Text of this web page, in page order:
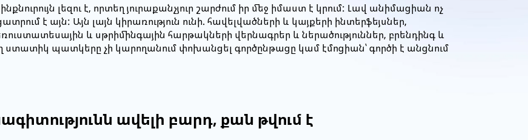
լեզու է, որտեղ յուրաքանչյուր շարժում իր մեջ իմաստ է կրում: Լավ անիմացիան ոչ
է այն: Այն լայն կիրառություն ունի. հավելվածների և կայքերի ինտերֆեյսներ,
և սթրիմինգային հարթակների վերնագրեր և ներածություններ, բրենդինգ և
ստատիկ պատկերը չի կարողանում փոխանցել գործընթացը կամ էմոցիան՝ գործի է անցնում
ավելի բարդ, քան թվում է